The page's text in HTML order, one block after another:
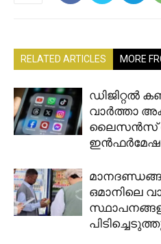
RELATED ARTICLES MORE
ഡിജിറ്റൽ
വാർത്താ
ലൈസൻസ്
ഒമാനിലെ